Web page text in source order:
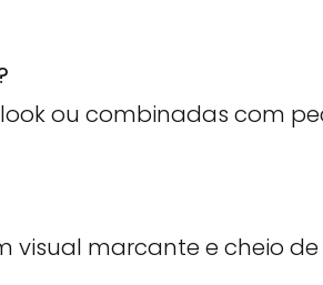
ou combinadas com
marcante e cheio